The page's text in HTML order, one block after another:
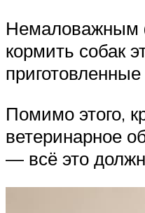
Немаловажным
кормить собак
Помимо этого,
ветеринарное
— всё это